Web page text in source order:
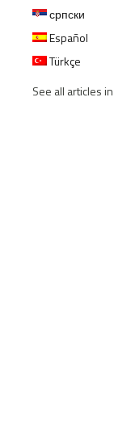
српски
Español
Türkçe
See all articles in